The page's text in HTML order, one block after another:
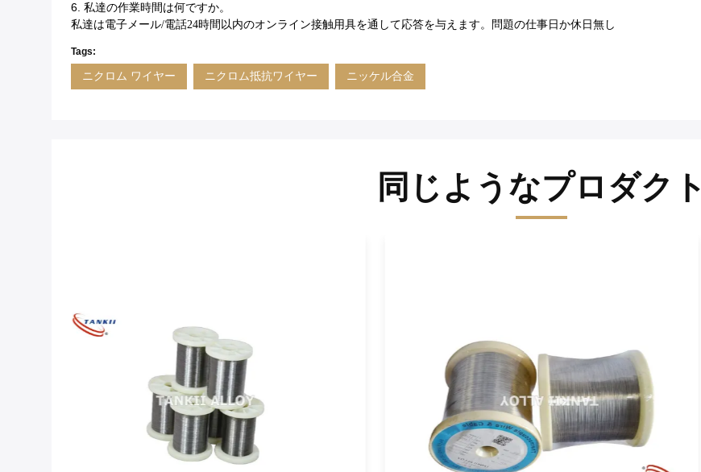
6. 私達の作業時間は何ですか。
私達は電子メール/電話24時間以内のオンライン接触用具を通して応答を与えます。問題の仕事日か休日無し
Tags:
ニクロム ワイヤー ニクロム抵抗ワイヤー ニッケル合金
同じようなプロダクト